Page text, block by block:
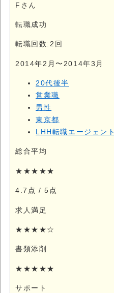
Fさん
転職成功
転職回数:2回
2014年2月〜2014年3月
20代後半
営業職
男性
東京都
LHH転職エージェント
総合平均
★★★★★
4.7点 / 5点
求人満足
★★★★☆
書類添削
★★★★★
サポート